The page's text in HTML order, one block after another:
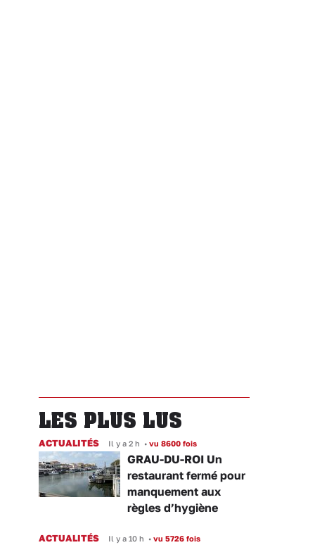
LES PLUS LUS
ACTUALITÉS Il y a 2 h • vu 8600 fois
GRAU-DU-ROI Un
restaurant fermé pour
manquement aux
règles d’hygiène
ACTUALITÉS Il y a 10 h • vu 5726 fois